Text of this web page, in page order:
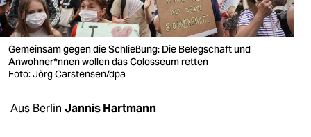
verlag
verlag
veranstaltungen
Gemeinsam gegen die Schließung: Die Belegschaft und
Anwohner*nnen wollen das Colosseum retten
Foto: Jörg Carstensen/dpa
Aus Berlin Jannis Hartmann